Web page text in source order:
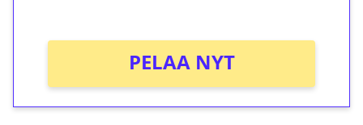
PELAA NYT